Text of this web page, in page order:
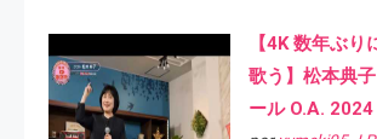
【4K 数年ぶ
歌う】松本典
ール O.A.